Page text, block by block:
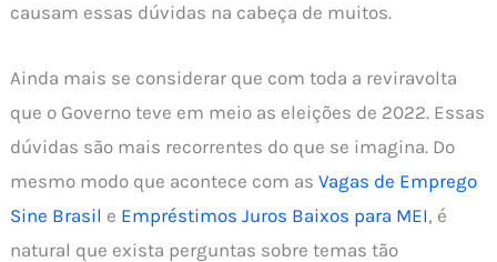
causam essas dúvidas na cabeça de muitos.
Ainda mais se considerar que com toda a reviravolta
que o Governo teve em meio as eleições de 2022. Essas
dúvidas são mais recorrentes do que se imagina. Do
mesmo modo que acontece com asVagas de Emprego
Sine Brasil e Empréstimos Juros Baixos para MEI, é
natural que exista perguntas sobre temas tão